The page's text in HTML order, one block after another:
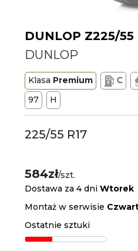
DUNLOP Z225/55
DUNLOP
Klasa Premium C
97
H
225/55 R17
584zł/szt.
Dostawa za 4 dniWtorek
Montaż w serwisie
Ostatnie sztuki